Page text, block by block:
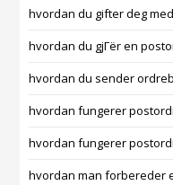
hvordan du gifter deg
hvordan du gjГёr en
hvordan du sender
hvordan fungerer
hvordan fungerer
hvordan man forbereder